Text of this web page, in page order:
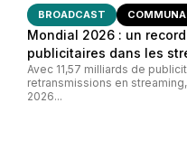
BROADCAST
Mondial 2026 : un
publicitaires dans les
Avec 11,57 milliards de
retransmissions en
2026...